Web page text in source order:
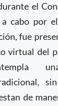
el
a cabo por
fue
virtual del
de